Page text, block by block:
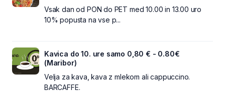
Vsak dan od PON do PET med 10.00 in 13.00 uro
10% popusta na vse p...
Kavica do 10. ure samo 0,80 € - 0.80€
(Maribor)
Velja za kava, kava z mlekom ali cappuccino.
BARCAFFE.